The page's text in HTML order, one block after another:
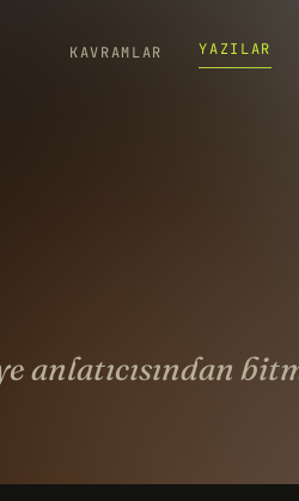
KAVRAMLAR YAZILAR
anlatıcısından